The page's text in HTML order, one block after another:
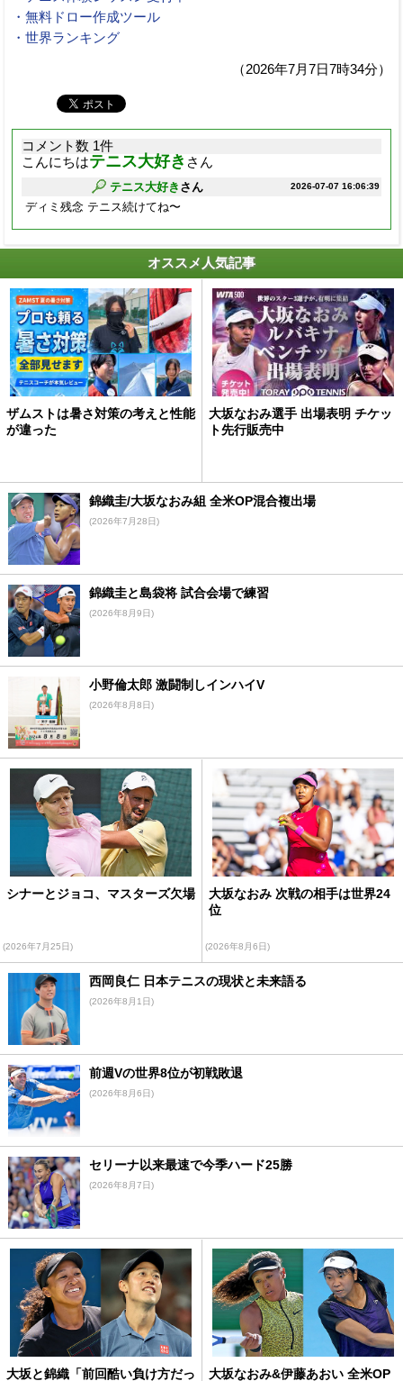
・無料ドロー作成ツール
・世界ランキング
（2026年7月7日7時34分）
コメント数 1件
こんにちはテニス大好き さん
2026-07-07 16:06:39
テニス大好き さん
ディミ残念 テニス続けてね〜
オススメ人気記事
ザムストは暑さ対策の考えと性能
が違った
大坂なおみ選手 出場表明 チケッ
ト先行販売中
錦織圭/大坂なおみ組 全米OP混合複出場
(2026年7月28日)
錦織圭と島袋将 試合会場で練習
(2026年8月9日)
小野倫太郎 激闘制しインハイV
(2026年8月8日)
シナーとジョコ、マスターズ欠場
(2026年7月25日)
大坂なおみ 次戦の相手は世界24
位
(2026年8月6日)
西岡良仁 日本テニスの現状と未来語る
(2026年8月1日)
前週Vの世界8位が初戦敗退
(2026年8月6日)
セリーナ以来最速で今季ハード25勝
(2026年8月7日)
大坂と錦織「前回酷い負け方だっ
大坂なおみ&伊藤あおい 全米OP